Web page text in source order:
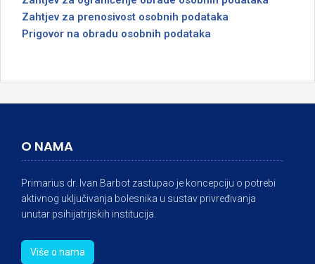
Zahtjev za prenosivost osobnih podataka
Prigovor na obradu osobnih podataka
O NAMA
Primarius dr. Ivan Barbot zastupao je koncepciju o potrebi
aktivnog uključivanja bolesnika u sustav privređivanja
unutar psihijatrijskih institucija.
Više o nama